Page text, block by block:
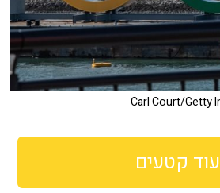
עוד קטעים